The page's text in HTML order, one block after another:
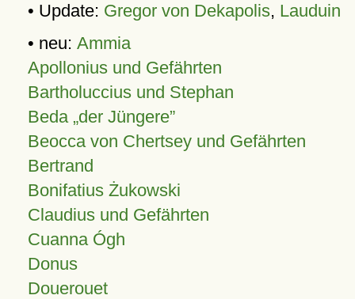
• Update: Gregor von Dekapolis, Lauduin
• neu: Ammia
Apollonius und Gefährten
Bartholuccius und Stephan
Beda „der Jüngere”
Beocca von Chertsey und Gefährten
Bertrand
Bonifatius Żukowski
Claudius und Gefährten
Cuanna Ógh
Donus
Douerouet